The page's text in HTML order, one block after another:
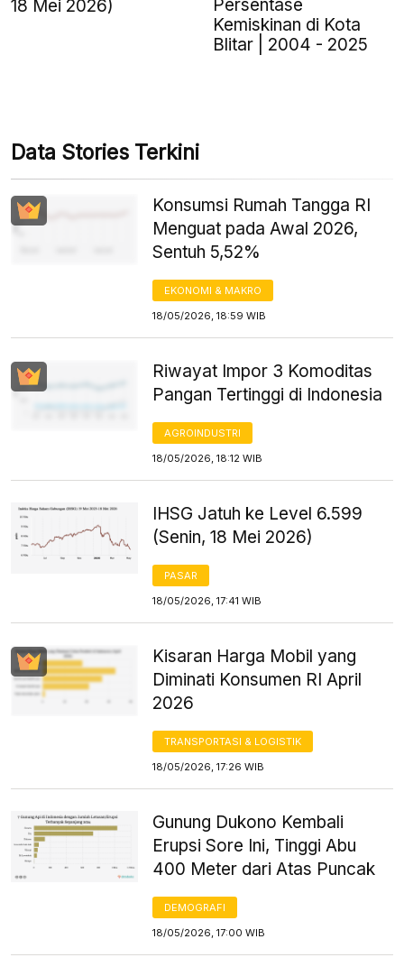
18 Mei 2026)
Persentase
Kemiskinan di Kota
Blitar | 2004 - 2025
Data Stories Terkini
Konsumsi Rumah Tangga RI
Menguat pada Awal 2026,
Sentuh 5,52%
EKONOMI & MAKRO
18/05/2026, 18:59 WIB
Riwayat Impor 3 Komoditas
Pangan Tertinggi di Indonesia
AGROINDUSTRI
18/05/2026, 18:12 WIB
IHSG Jatuh ke Level 6.599
(Senin, 18 Mei 2026)
PASAR
18/05/2026, 17:41 WIB
Kisaran Harga Mobil yang
Diminati Konsumen RI April
2026
TRANSPORTASI & LOGISTIK
18/05/2026, 17:26 WIB
Gunung Dukono Kembali
Erupsi Sore Ini, Tinggi Abu
400 Meter dari Atas Puncak
DEMOGRAFI
18/05/2026, 17:00 WIB